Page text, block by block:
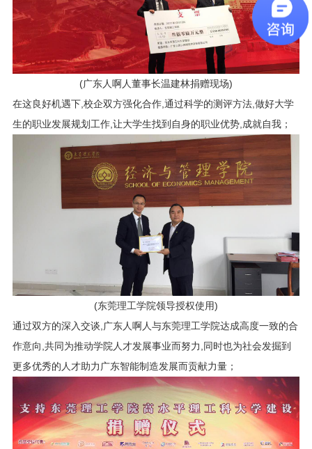
(广东人啊人董事长温建林捐赠现场)
在这良好机遇下,校企双方强化合作,通过科学的测评方法,做好大学
生的职业发展规划工作,让大学生找到自身的职业优势,成就自我；
(东莞理工学院领导授权使用)
通过双方的深入交谈,广东人啊人与东莞理工学院达成高度一致的合
作意向,共同为推动学院人才发展事业而努力,同时也为社会发掘到
更多优秀的人才助力广东智能制造发展而贡献力量；